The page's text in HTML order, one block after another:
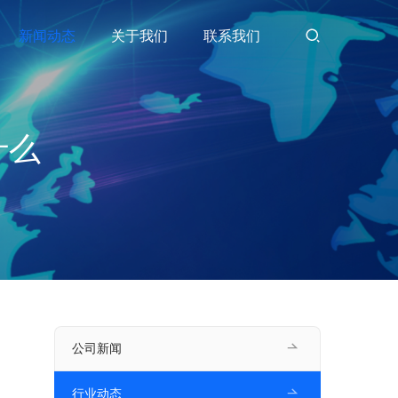
新闻动态 关于我们 联系我们
么
公司新闻
行业动态